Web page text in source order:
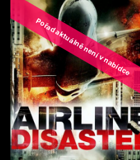
Pořad aktuálně není v nabídce